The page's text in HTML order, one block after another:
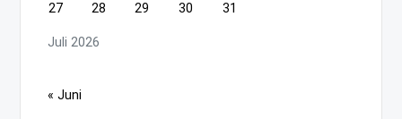
Juli 2026
27
28 29 30 31
« Juni